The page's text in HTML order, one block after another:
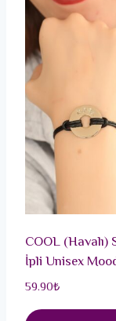
COOL (Havalı)
İpli Unisex
59.90₺